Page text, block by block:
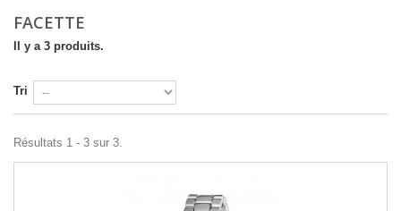
FACETTE
Il y a 3 produits.
Tri
Résultats 1 - 3 sur 3.